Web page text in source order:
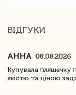
ВІДГУКИ
АННА 08.08.2026
Купувала пляшечку
якістю та ціною